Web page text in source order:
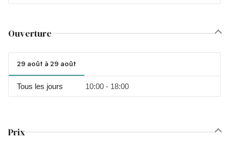
Ouverture
29 août à 29 août
Tous les jours 10:00 - 18:00
Prix